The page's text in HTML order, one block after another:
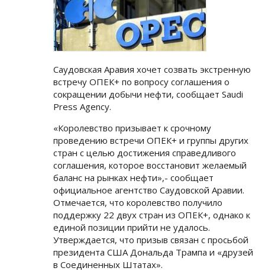
Саудовская Аравия хочет созвать экстренную
встречу ОПЕК+ по вопросу соглашения о
сокращении добычи нефти, сообщает Saudi
Press Agency.
«Королевство призывает к срочному
проведению встречи ОПЕК+ и группы других
стран с целью достижения справедливого
соглашения, которое восстановит желаемый
баланс на рынках нефти»,- сообщает
официальное агентство Саудовской Аравии.
Отмечается, что королевство получило
поддержку 22 двух стран из ОПЕК+, однако к
единой позиции прийти не удалось.
Утверждается, что призыв связан с просьбой
президента США Дональда Трампа и «друзей
в Соединенных Штатах».